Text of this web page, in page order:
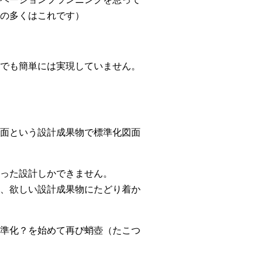
多くはこれです）
も簡単には実現していません。
という設計成果物で標準化図面
た設計しかできません。
欲しい設計成果物にたどり着か
化？を始めて再び蛸壺（たこつ